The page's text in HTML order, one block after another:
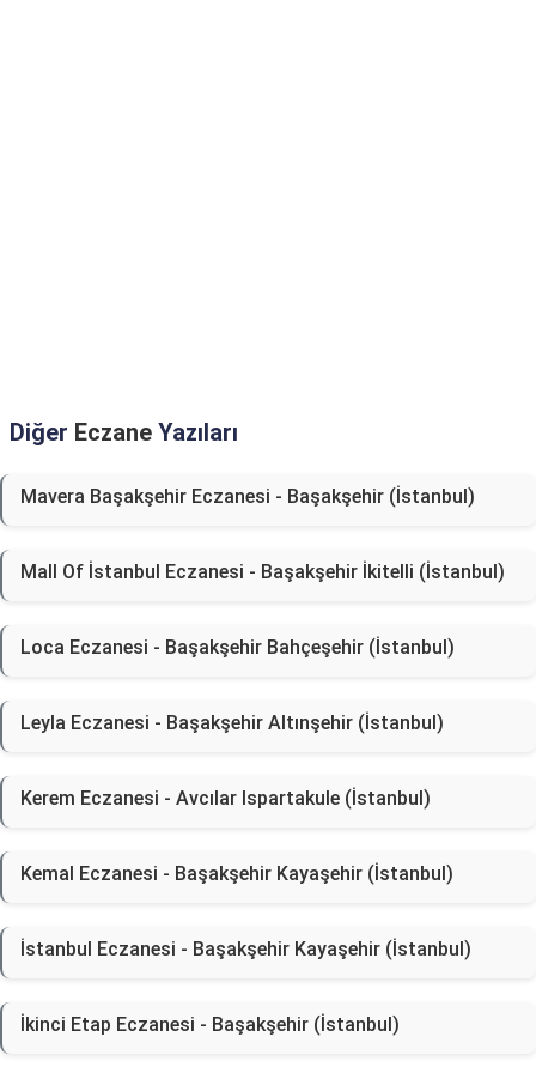
Diğer Eczane Yazıları
Mavera Başakşehir Eczanesi - Başakşehir (İstanbul)
Mall Of İstanbul Eczanesi - Başakşehir İkitelli (İstanbul)
Loca Eczanesi - Başakşehir Bahçeşehir (İstanbul)
Leyla Eczanesi - Başakşehir Altınşehir (İstanbul)
Kerem Eczanesi - Avcılar Ispartakule (İstanbul)
Kemal Eczanesi - Başakşehir Kayaşehir (İstanbul)
İstanbul Eczanesi - Başakşehir Kayaşehir (İstanbul)
İkinci Etap Eczanesi - Başakşehir (İstanbul)